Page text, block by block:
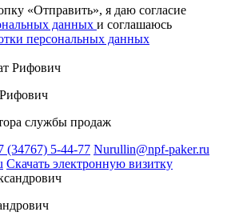
«Отправить», я даю согласие
данных и соглашаюсь
персональных данных
службы продаж
(34767) 5-44-77 Nurullin@npf-paker.ru
Скачать электронную визитку